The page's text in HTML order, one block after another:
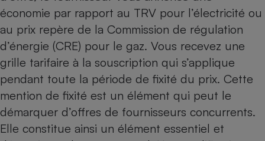
économie par rapport au TRV pour l’électricité ou
au prix repère de la Commission de régulation
d’énergie (CRE) pour le gaz. Vous recevez une
grille tarifaire à la souscription qui s’applique
pendant toute la période de fixité du prix. Cette
mention de fixité est un élément qui peut le
démarquer d’offres de fournisseurs concurrents.
Elle constitue ainsi un élément essentiel et